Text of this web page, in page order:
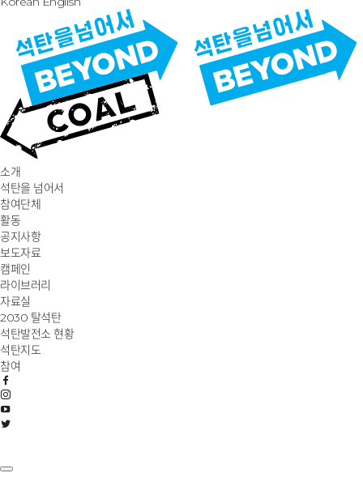
소개
석탄을 넘어서
참여단체
활동
공지사항
보도자료
캠페인
라이브러리
자료실
2030 탈석탄
석탄발전소 현황
석탄지도
참여